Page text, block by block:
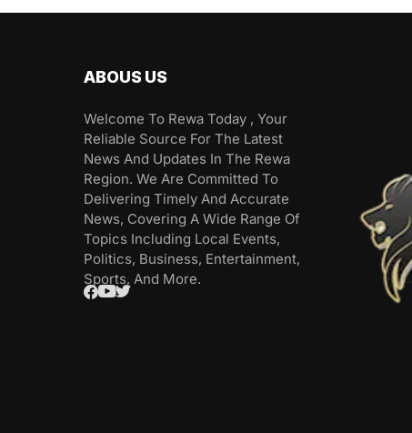
ABOUS US
Welcome To Rewa Today , Your
Reliable Source For The Latest
News And Updates In The Rewa
Region. We Are Committed To
Delivering Timely And Accurate
News, Covering A Wide Range Of
Topics Including Local Events,
Politics, Business, Entertainment,
Sports, And More.